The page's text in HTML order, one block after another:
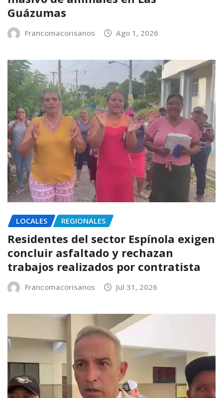
Guázumas
Francomacorisanos Ago 1, 2026
LOCALES REGIONALES
Residentes del sector Espínola exigen
concluir asfaltado y rechazan
trabajos realizados por contratista
Francomacorisanos Jul 31, 2026